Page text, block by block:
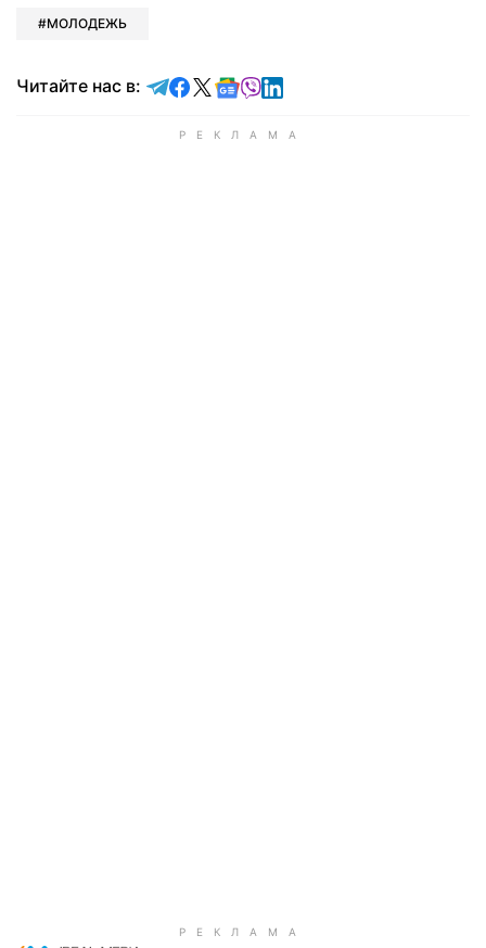
МОЛОДЕЖЬ
Читайте нас в: Читайте в Telegram
Читайте в Facebook
Читайте в X
Читайте в Google news
Читайте в Viber
Читайте в LinkedIn